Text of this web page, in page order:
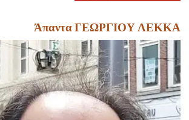
Άπαντα ΓΕΩΡΓΙΟΥ ΛΕΚΚΑ